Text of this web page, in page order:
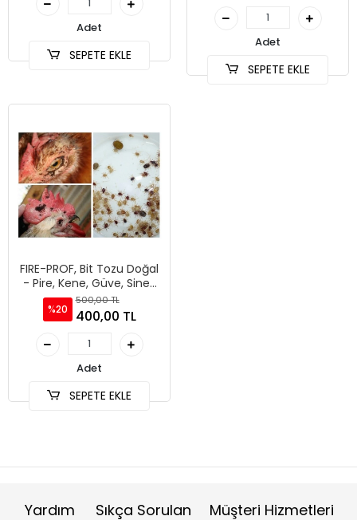
Adet
SEPETE EKLE
Adet
SEPETE EKLE
FIRE-PROF, Bit Tozu Doğal
- Pire, Kene, Güve, Sinek
larvası için Ateş Tozu
500gr
%20
500,00 TL
400,00 TL
Adet
SEPETE EKLE
Yardım
Sıkça Sorulan
Müşteri Hizmetleri